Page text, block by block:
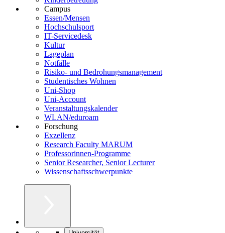
Campus
Essen/Mensen
Hochschulsport
IT-Servicedesk
Kultur
Lageplan
Notfälle
Risiko- und Bedrohungsmanagement
Studentisches Wohnen
Uni-Shop
Uni-Account
Veranstaltungskalender
WLAN/eduroam
Forschung
Exzellenz
Research Faculty MARUM
Professorinnen-Programme
Senior Researcher, Senior Lecturer
Wissenschaftsschwerpunkte